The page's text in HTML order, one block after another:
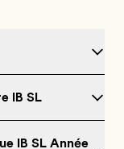
IB SL
IB SL Année